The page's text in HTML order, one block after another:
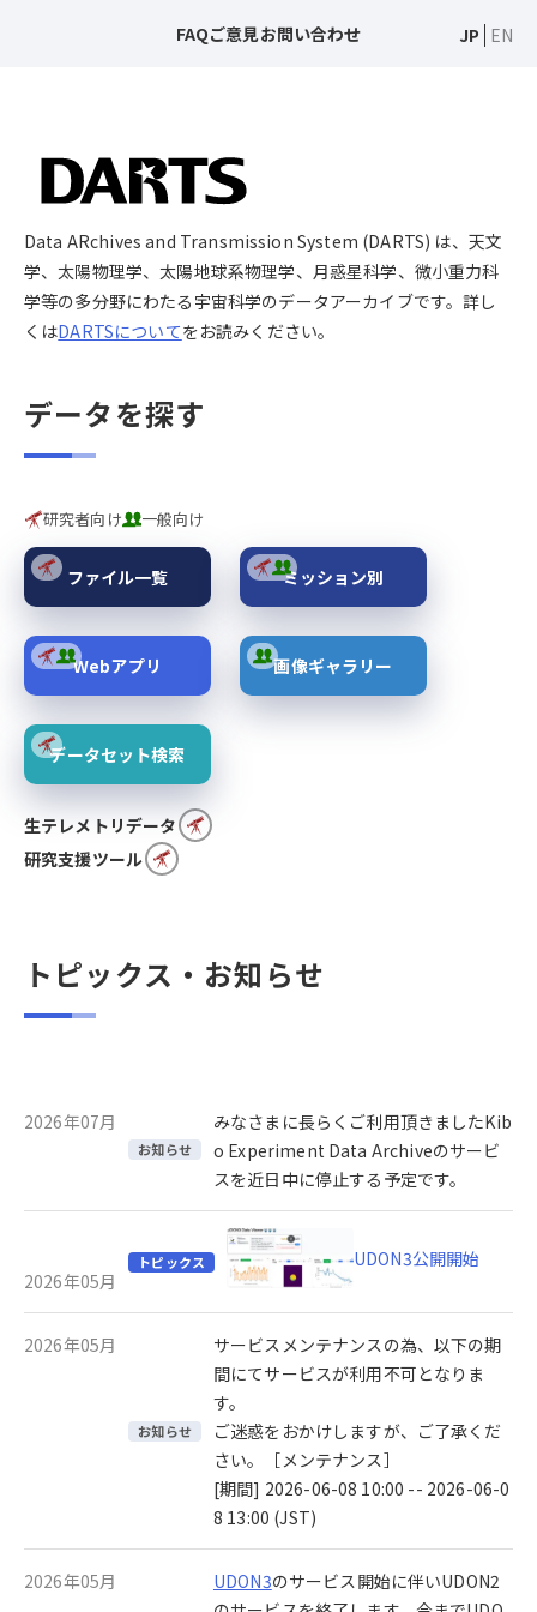
FAQご意見お問い合わせ JP EN
Data ARchives and Transmission System (DARTS) は、天文
学、太陽物理学、太陽地球系物理学、月惑星科学、微小重力科
学等の多分野にわたる宇宙科学のデータアーカイブです。詳し
くはDARTSについてをお読みください。
データを探す
研究者向け 一般向け
ファイル一覧 ミッション別
Webアプリ 画像ギャラリー
データセット検索
生テレメトリデータ
研究支援ツール
トピックス・お知らせ
2026年07月
お知らせ
みなさまに長らくご利用頂きましたKib
o Experiment Data Archiveのサービ
スを近日中に停止する予定です。
2026年05月
トピックス UDON3公開開始
2026年05月
お知らせ
サービスメンテナンスの為、以下の期
間にてサービスが利用不可となりま
す。
ご迷惑をおかけしますが、ご了承くだ
さい。［メンテナンス］
[期間] 2026-06-08 10:00 -- 2026-06-0
8 13:00 (JST)
2026年05月 UDON3のサービス開始に伴いUDON2